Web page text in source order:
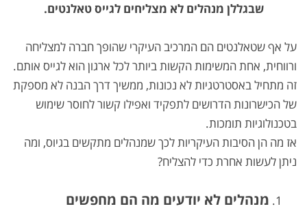
שבגללן מנהלים לא מצליחים לגייס טאלנטים.
על אף שטאלנטים הם המרכיב העיקרי שהופך חברה למצליחה
ורווחית, אחת המשימות הקשות ביותר לכל ארגון הוא לגייס אותם.
זה מתחיל באסטרטגיות לא נכונות, ממשיך דרך הבנה לא מספקת
של הכישרונות הדרושים לתפקיד ואפילו קשור לחוסר שימוש
בטכנולוגיות תומכות.
אז מה הן הסיבות העיקריות לכך שמנהלים מתקשים בגיוס, ומה
ניתן לעשות אחרת כדי להצליח?
מנהלים לא יודעים מה הם מחפשים